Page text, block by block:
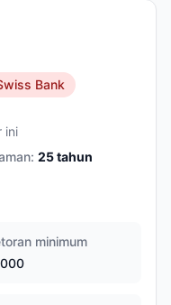
Bank
ini
25tahun
minimum